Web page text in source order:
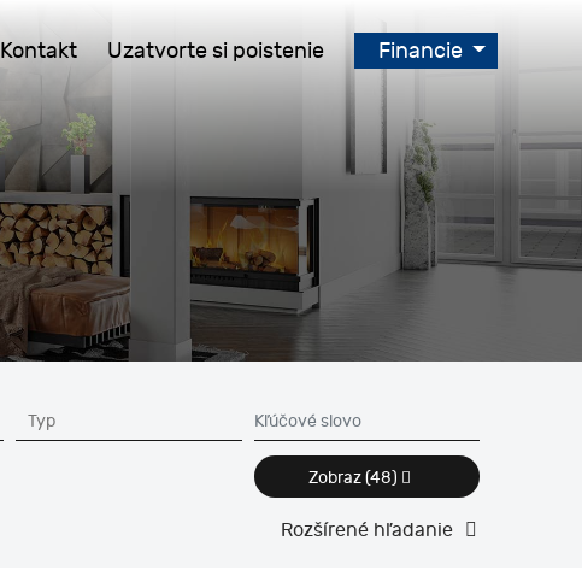
Kontakt Uzatvorte si poistenie Financie
Zobraz(48)
Rozšírené hľadanie